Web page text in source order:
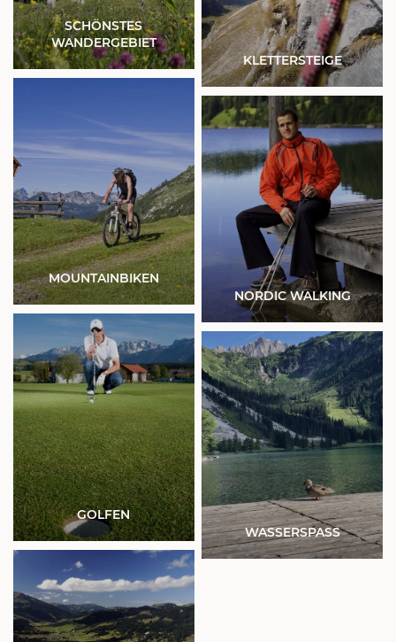
SCHÖNSTES
WANDERGEBIET
KLETTERSTEIGE
MOUNTAINBIKEN
NORDIC WALKING
GOLFEN
WASSERSPASS